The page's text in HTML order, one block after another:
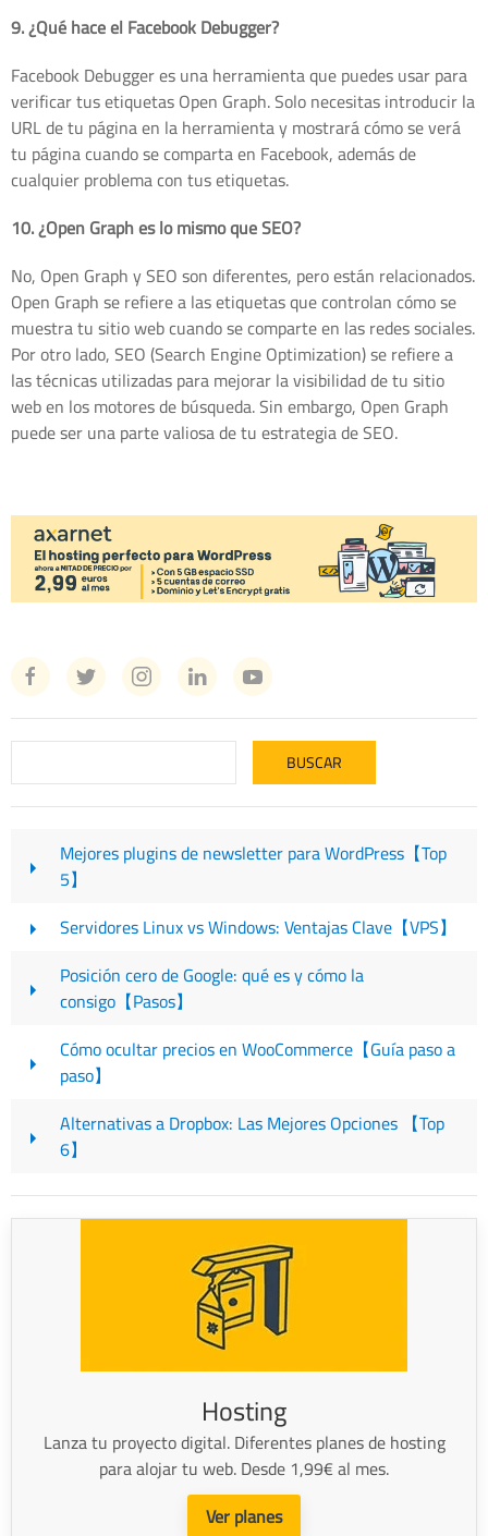
9. ¿Qué hace el Facebook Debugger?
Facebook Debugger es una herramienta que puedes usar para
verificar tus etiquetas Open Graph. Solo necesitas introducir la
URL de tu página en la herramienta y mostrará cómo se verá
tu página cuando se comparta en Facebook, además de
cualquier problema con tus etiquetas.
10. ¿Open Graph es lo mismo que SEO?
No, Open Graph y SEO son diferentes, pero están relacionados.
Open Graph se refiere a las etiquetas que controlan cómo se
muestra tu sitio web cuando se comparte en las redes sociales.
Por otro lado, SEO (Search Engine Optimization) se refiere a
las técnicas utilizadas para mejorar la visibilidad de tu sitio
web en los motores de búsqueda. Sin embargo, Open Graph
puede ser una parte valiosa de tu estrategia de SEO.
Mejores plugins de newsletter para WordPress【Top
5】
Servidores Linux vs Windows: Ventajas Clave【VPS】
Posición cero de Google: qué es y cómo la
consigo【Pasos】
Cómo ocultar precios en WooCommerce【Guía paso a
paso】
Alternativas a Dropbox: Las Mejores Opciones 【Top
6】
Hosting
Lanza tu proyecto digital. Diferentes planes de hosting
para alojar tu web. Desde 1,99€ al mes.
Ver planes